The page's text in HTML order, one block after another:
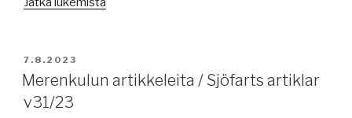
artikkeleita
JULKAISTU
7.8.2023
Merenkulun artikkeleita / Sjöfarts artiklar
v31/23